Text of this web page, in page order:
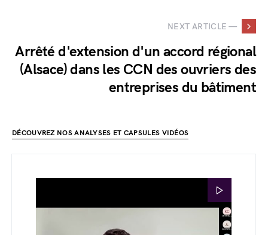
NEXT ARTICLE —
Arrêté d'extension d'un accord régional
(Alsace) dans les CCN des ouvriers des
entreprises du bâtiment
DÉCOUVREZ NOS ANALYSES ET CAPSULES VIDÉOS